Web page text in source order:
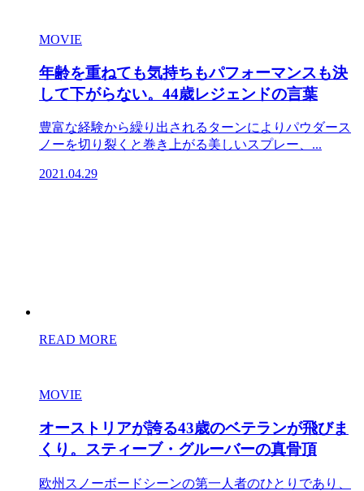
MOVIE
年齢を重ねても気持ちもパフォーマンスも決
して下がらない。44歳レジェンドの言葉
豊富な経験から繰り出されるターンによりパウダース
ノーを切り裂くと巻き上がる美しいスプレー、...
2021.04.29
READ MORE
MOVIE
オーストリアが誇る43歳のベテランが飛びま
くり。スティーブ・グルーバーの真骨頂
欧州スノーボードシーンの第一人者のひとりであり、